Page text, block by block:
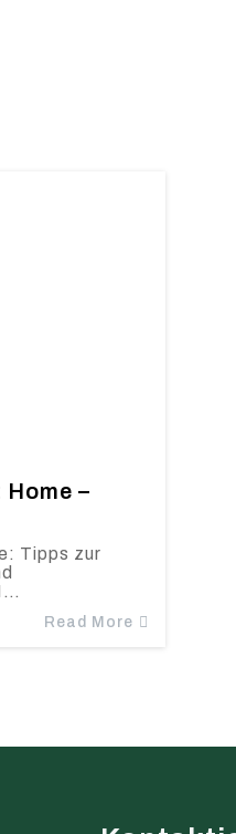
–
Tipps zur
Read More